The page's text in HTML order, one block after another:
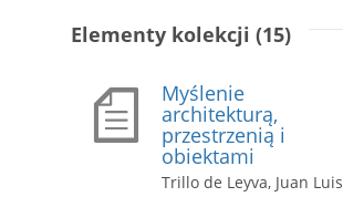
Elementy kolekcji (15)
Myślenie
architekturą,
przestrzenią i
obiektami
Trillo de Leyva, Juan Luis